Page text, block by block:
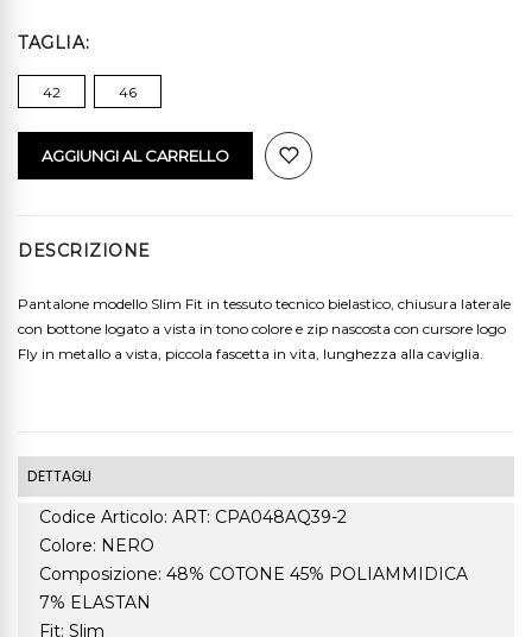
TAGLIA
42 46
AGGIUNGI AL CARRELLO
DESCRIZIONE
Pantalone modello Slim Fit in tessuto tecnico bielastico, chiusura laterale
con bottone logato a vista in tono colore e zip nascosta con cursore logo
Fly in metallo a vista, piccola fascetta in vita, lunghezza alla caviglia.
DETTAGLI
Codice Articolo: ART: CPA048AQ39-2
Colore: NERO
Composizione: 48% COTONE 45% POLIAMMIDICA
7% ELASTAN
Fit: Slim